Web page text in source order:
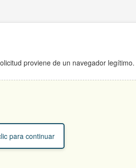
proviene de un navegador legítimo.
para continuar